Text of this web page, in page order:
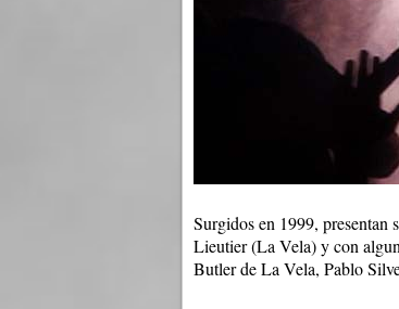
Surgidos en 1999,
Lieutier (La Vela) y con
Butler de La Vela, Pablo